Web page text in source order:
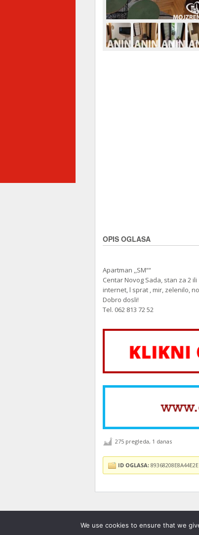
OPIS OGLASA
Apartman ,,SM““
Centar Novog Sada, stan za 2
internet, l sprat , mir, zelenilo,
Dobro dosli!
Tel. 062 813 72 52
275 pregleda, 1 danas
ID OGLASA: 89368208E8A44E2E
©2013 - 2026 Moj Zrenjanin . Sva
We use cookies to ensure that we